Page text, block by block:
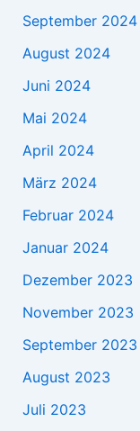
September 2024
August 2024
Juni 2024
Mai 2024
April 2024
März 2024
Februar 2024
Januar 2024
Dezember 2023
November 2023
September 2023
August 2023
Juli 2023